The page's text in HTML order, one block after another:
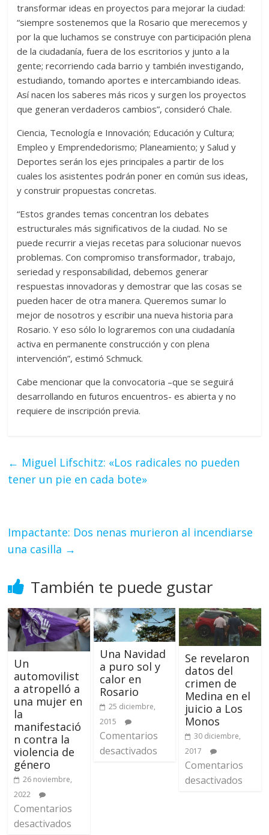
transformar ideas en proyectos para mejorar la ciudad:
“siempre sostenemos que la Rosario que merecemos y
por la que luchamos se construye con participación plena
de la ciudadanía, fuera de los escritorios y junto a la
gente; recorriendo cada barrio y también investigando,
estudiando, tomando aportes e intercambiando ideas.
Así nacen los saberes más ricos y surgen los proyectos
que generan verdaderos cambios”, consideró Chale.
Ciencia, Tecnología e Innovación; Educación y Cultura;
Empleo y Emprendedorismo; Planeamiento; y Salud y
Deportes serán los ejes principales a partir de los
cuales los asistentes podrán poner en común sus ideas,
y construir propuestas concretas.
“Estos grandes temas concentran los debates
estructurales más significativos de la ciudad. No se
puede recurrir a viejas recetas para solucionar nuevos
problemas. Con compromiso transformador, trabajo,
seriedad y responsabilidad, debemos generar
respuestas innovadoras y demostrar que las cosas se
pueden hacer de otra manera. Queremos sumar lo
mejor de nosotros y escribir una nueva historia para
Rosario. Y eso sólo lo lograremos con una ciudadanía
activa en permanente construcción y con plena
intervención”, estimó Schmuck.
Cabe mencionar que la convocatoria –que se seguirá
desarrollando en futuros encuentros- es abierta y no
requiere de inscripción previa.
← Miguel Lifschitz: «Los radicales no pueden
tener un pie en cada bote»
Impactante: Dos nenas murieron al incendiarse
una casilla →
También te puede gustar
Un
automovilist
a atropelló a
una mujer en
la
manifestació
n contra la
violencia de
género
26 noviembre,
2022
Comentarios
desactivados
Una Navidad
a puro sol y
calor en
Rosario
25 diciembre,
2015
Comentarios
desactivados
Se revelaron
datos del
crimen de
Medina en el
juicio a Los
Monos
30 diciembre,
2017
Comentarios
desactivados